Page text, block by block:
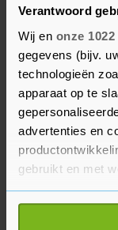
Verantwoord
Wij en onze
gegevens (bijv.
technologieën
apparaat op te
advertenties en
gebruikt en met
Als u het
o.a. Aldo
en Valerie
keren
Seminar
Fluit
nationale en
van 2013-2019
en
onderdeel uit
fluit, piano).